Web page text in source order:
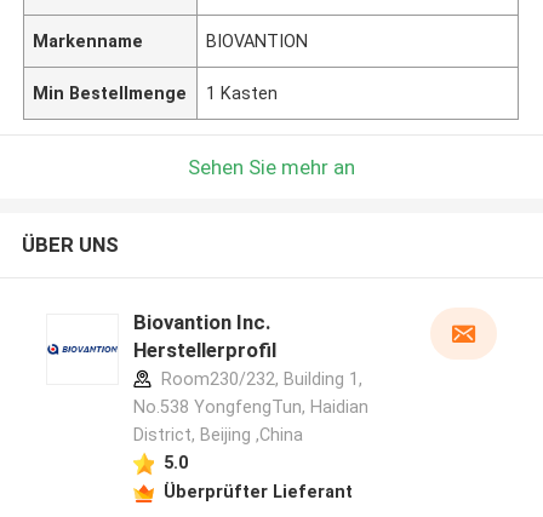
Markenname BIOVANTION
Min Bestellmenge 1 Kasten
Sehen Sie mehr an
ÜBER UNS
Biovantion Inc.
Herstellerprofil
Room230/232, Building 1,
No.538 YongfengTun, Haidian
District, Beijing ,China
5.0
Überprüfter Lieferant